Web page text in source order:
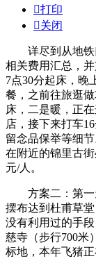
打印
关闭
详尽到从地铁
相关费用汇总，
7点30分起床，晚
餐，之前往旅逛
床，二是暖，正
店，接下来打车
留念品保举等细
在附近的锦里古
元/人。
方案二：第一
摆布达到杜甫草
没有利用过的手
慈寺（步行700米
标地，本年飞猪正